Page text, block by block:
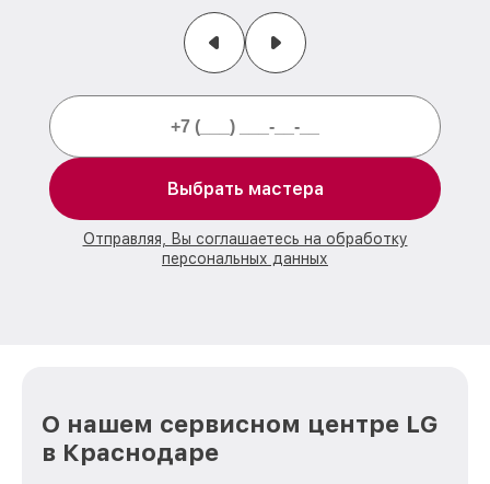
Выбрать мастера
Отправляя, Вы соглашаетесь на обработку
персональных данных
О нашем сервисном центре LG
в Краснодаре